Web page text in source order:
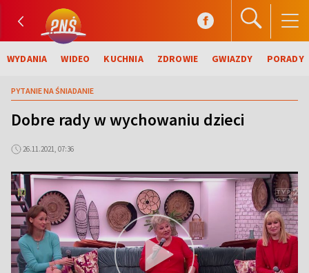
WYDANIA WIDEO KUCHNIA ZDROWIE GWIAZDY PORADY
PYTANIE NA ŚNIADANIE
Dobre rady w wychowaniu dzieci
26.11.2021, 07:36